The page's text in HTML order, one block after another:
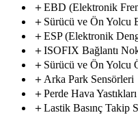
＋EBD (Elektronik
＋ Sürücü ve Ön fleon
Yolcu
＋ESP (Elektronikactvo
＋ISOFIX bearx
Bağlantı
＋ Sürücü ve Ön Yolcu
＋ Arka varvx
Park Sensörleri
＋Perdewoolx
Hava Yastıkları
＋Lastik Basınç Takip